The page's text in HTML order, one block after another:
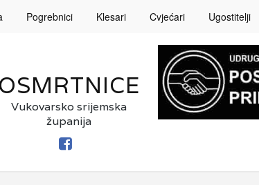
Pogrebnici Klesari Cvjećari Ugostitelji
OSMRTNICE
Vukovarsko srijemska
županija